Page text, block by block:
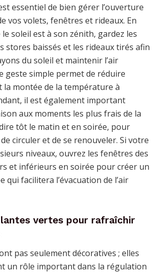
essentiel de bien gérer l’ouverture
vos volets, fenêtres et rideaux. En
soleil est à son zénith, gardez les
stores baissés et les rideaux tirés afin
du soleil et maintenir l’air
geste simple permet de réduire
la montée de la température à
il est également important
aux moments les plus frais de la
tôt le matin et en soirée, pour
circuler et de se renouveler. Si votre
niveaux, ouvrez les fenêtres des
et inférieurs en soirée pour créer un
qui facilitera l’évacuation de l’air
vertes pour rafraîchir
pas seulement décoratives ; elles
un rôle important dans la régulation